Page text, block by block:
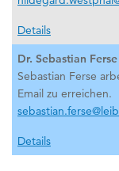
Details
Dr. Sebastian Ferse
Sebastian Ferse
Email zu erreichen.
Details